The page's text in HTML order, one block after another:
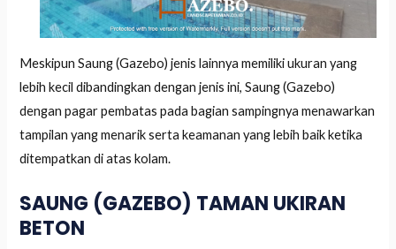
Meskipun Saung (Gazebo) jenis lainnya memiliki ukuran yang
lebih kecil dibandingkan dengan jenis ini, Saung (Gazebo)
dengan pagar pembatas pada bagian sampingnya menawarkan
tampilan yang menarik serta keamanan yang lebih baik ketika
ditempatkan di atas kolam.
SAUNG (GAZEBO) TAMAN UKIRAN
BETON